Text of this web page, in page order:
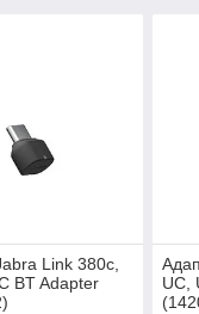
Link 380c,
BT Adapter
UC,